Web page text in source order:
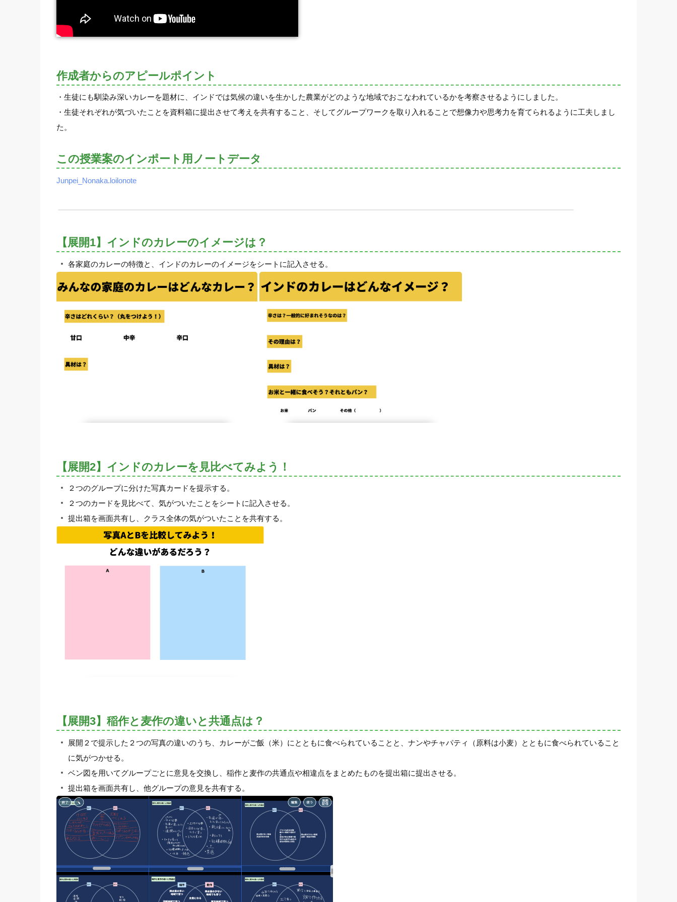
作成者からのアピールポイント
・生徒にも馴染み深いカレーを題材に、インドでは気候の違いを生かした農業がどのような地域でおこなわれているかを考察させるようにしました。
・生徒それぞれが気づいたことを資料箱に提出させて考えを共有すること、そしてグループワークを取り入れることで想像力や思考力を育てられるように工夫しまし
た。
この授業案のインポート用ノートデータ
Junpei_Nonaka.loilonote
【展開1】インドのカレーのイメージは？
各家庭のカレーの特徴と、インドのカレーのイメージをシートに記入させる。
【展開2】インドのカレーを見比べてみよう！
２つのグループに分けた写真カードを提示する。
２つのカードを見比べて、気がついたことをシートに記入させる。
提出箱を画面共有し、クラス全体の気がついたことを共有する。
【展開3】稲作と麦作の違いと共通点は？
展開２で提示した２つの写真の違いのうち、カレーがご飯（米）にとともに食べられていることと、ナンやチャパティ（原料は小麦）とともに食べられていること
に気がつかせる。
ベン図を用いてグループごとに意見を交換し、稲作と麦作の共通点や相違点をまとめたものを提出箱に提出させる。
提出箱を画面共有し、他グループの意見を共有する。